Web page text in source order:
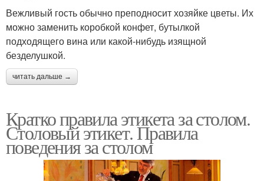
Вежливый гость обычно преподносит хозяйке цветы. Их
можно заменить коробкой конфет, бутылкой
подходящего вина или какой-нибудь изящной
безделушкой.
читать дальше →
Кратко правила этикета за столом.
Столовый этикет. Правила
поведения за столом